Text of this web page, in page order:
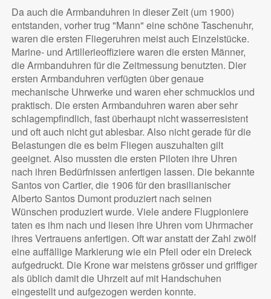
Da auch die Armbanduhren in dieser Zeit (um 1900)
entstanden, vorher trug "Mann" eine schöne Taschenuhr,
waren die ersten Fliegeruhren meist auch Einzelstücke.
Marine- und Artillerieoffiziere waren die ersten Männer,
die Armbanduhren für die Zeitmessung benutzten. Dier
ersten Armbanduhren verfügten über genaue
mechanische Uhrwerke und waren eher schmucklos und
praktisch. Die ersten Armbanduhren waren aber sehr
schlagempfindlich, fast überhaupt nicht wasserresistent
und oft auch nicht gut ablesbar. Also nicht gerade für die
Belastungen die es beim Fliegen auszuhalten gilt
geeignet. Also mussten die ersten Piloten ihre Uhren
nach ihren Bedürfnissen anfertigen lassen. Die bekannte
Santos von Cartier, die 1906 für den brasilianischer
Alberto Santos Dumont produziert nach seinen
Wünschen produziert wurde. Viele andere Flugpioniere
taten es ihm nach und liesen ihre Uhren vom Uhrmacher
ihres Vertrauens anfertigen. Oft war anstatt der Zahl zwölf
eine auffällige Markierung wie ein Pfeil oder ein Dreieck
aufgedruckt. Die Krone war meistens grösser und griffiger
als üblich damit die Uhrzeit auf mit Handschuhen
eingestellt und aufgezogen werden konnte.